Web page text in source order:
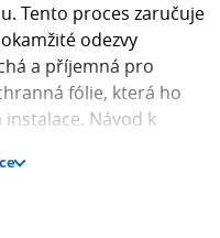
Tento proces zaručuje
odezvy
a příjemná pro
fólie, která ho
Návod k
ze vzduchu a zabrání
instalace. 2)
obrazovky,